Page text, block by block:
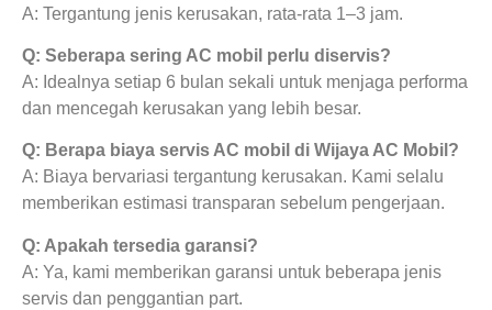
A: Tergantung jenis kerusakan, rata-rata 1–3 jam.
Q: Seberapa sering AC mobil perlu diservis?
A: Idealnya setiap 6 bulan sekali untuk menjaga performa
dan mencegah kerusakan yang lebih besar.
Q: Berapa biaya servis AC mobil di Wijaya AC Mobil?
A: Biaya bervariasi tergantung kerusakan. Kami selalu
memberikan estimasi transparan sebelum pengerjaan.
Q: Apakah tersedia garansi?
A: Ya, kami memberikan garansi untuk beberapa jenis
servis dan penggantian part.